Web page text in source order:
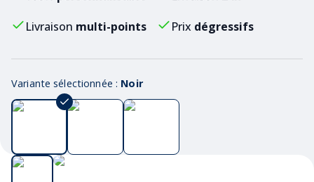
Livraison multi-points Prix dégressifs
Variante sélectionnée : Noir